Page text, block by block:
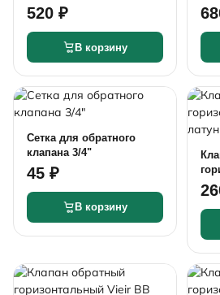
JH-1011std
520 ₽
В корзину
Сетка для обратного
клапана 3/4"
45 ₽
В корзину
1/